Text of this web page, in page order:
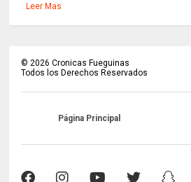
Leer Mas
© 2026 Cronicas Fueguinas
Todos los Derechos Reservados
Página Principal